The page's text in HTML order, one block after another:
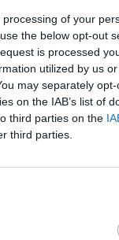
of your
the below opt-out
is processed
utilized by us
may separately
on the IAB’s list of
third parties on the
third parties.
Beierse Pale
Beierse
€ 2,49
0,50 L Fles - € 4,98 /